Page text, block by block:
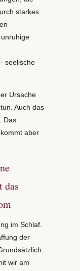
starkes
seelische
Ursache
Auch das
Das
aber
das
im Schlaf.
der
wir am